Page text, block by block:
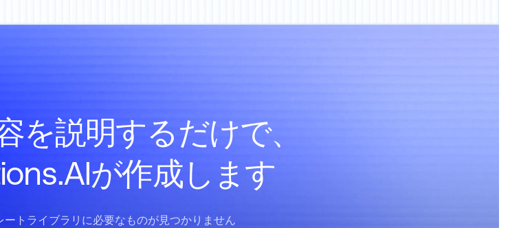
を説明するだけで、
が作成します
トライブラリに必要なものが見つかりません